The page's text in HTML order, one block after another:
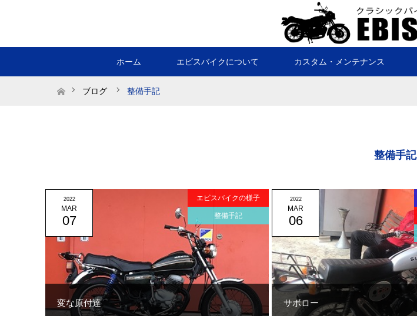
ホーム エビスバイクについて カスタム・メンテナンス
ホームブログ 整備手記
整備手記
変な原付達
2022
MAR
07
エビスバイクの様子
整備手記
サボロー
2022
MAR
06